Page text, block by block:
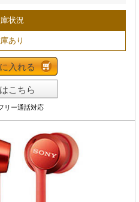
状況
あり
入れる
こちら
リー通話対応